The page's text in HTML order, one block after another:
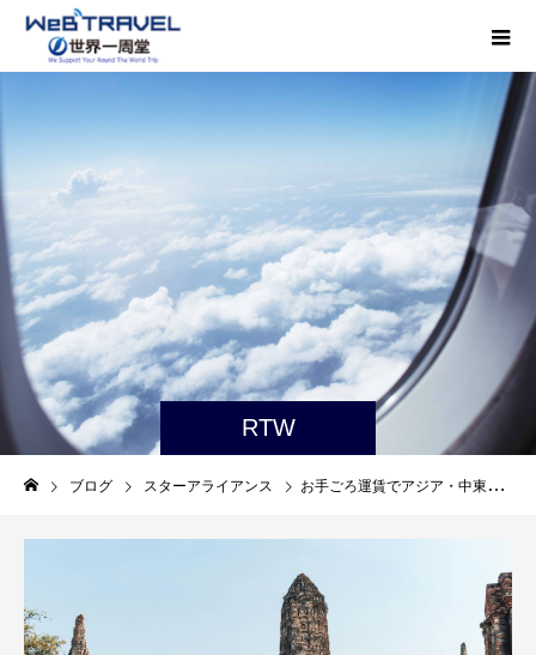
RTW
ブログ スターアライアンス お手ごろ運賃でアジア・中東・北米の見どころを巡る